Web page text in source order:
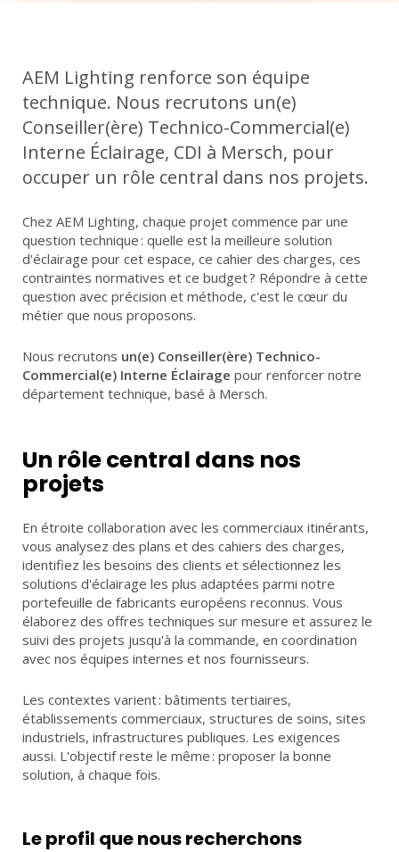
ACCUEIL PARTENAIRES ACTUALITÉS CONTACT
FR DE
AEM Lighting renforce son équipe
technique. Nous recrutons un(e)
Conseiller(ère) Technico-Commercial(e)
Interne Éclairage, CDI à Mersch, pour
occuper un rôle central dans nos projets.
Chez AEM Lighting, chaque projet commence par une
question technique : quelle est la meilleure solution
d'éclairage pour cet espace, ce cahier des charges, ces
contraintes normatives et ce budget ? Répondre à cette
question avec précision et méthode, c'est le cœur du
métier que nous proposons.
Nous recrutons un(e) Conseiller(ère) Technico-
Commercial(e) Interne Éclairage pour renforcer notre
département technique, basé à Mersch.
Un rôle central dans nos
projets
En étroite collaboration avec les commerciaux itinérants,
vous analysez des plans et des cahiers des charges,
identifiez les besoins des clients et sélectionnez les
solutions d'éclairage les plus adaptées parmi notre
portefeuille de fabricants européens reconnus. Vous
élaborez des offres techniques sur mesure et assurez le
suivi des projets jusqu'à la commande, en coordination
avec nos équipes internes et nos fournisseurs.
Les contextes varient : bâtiments tertiaires,
établissements commerciaux, structures de soins, sites
industriels, infrastructures publiques. Les exigences
aussi. L'objectif reste le même : proposer la bonne
solution, à chaque fois.
Le profil que nous recherchons